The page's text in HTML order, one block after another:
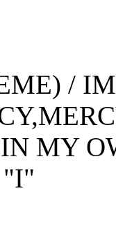
/
MY
"I"